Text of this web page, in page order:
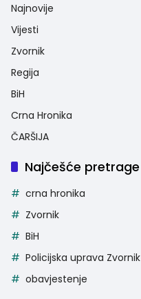
Najnovije
Vijesti
Zvornik
Regija
BiH
Crna Hronika
ČARŠIJA
Najčešće pretrage
crna hronika
Zvornik
BiH
Policijska uprava Zvornik
obavjestenje